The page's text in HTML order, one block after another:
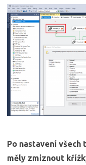
Po nastavení všech
měly zmiznout